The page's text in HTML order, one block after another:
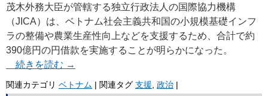
茂木外務大臣が管轄する独立行政法人の国際協力機構
（JICA）は、ベトナム社会主義共和国の小規模基礎インフ
ラの整備や農業生産性向上などを支援するため、合計で約
390億円の円借款を実施することが明らかになった。
続きを読む →
関連カテゴリ ベトナム | 関連タグ 支援, 政治 |